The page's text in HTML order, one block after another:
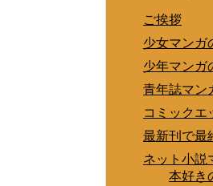
ご挨拶
少女マンガ
少年マンガ
青年誌マン
コミックエ
最新刊で最
ネット小説
本好き